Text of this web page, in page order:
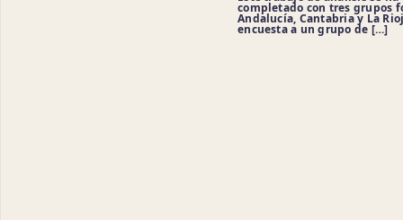
completado con tres grupos
Andalucía, Cantabria y La
encuesta a un grupo de […]